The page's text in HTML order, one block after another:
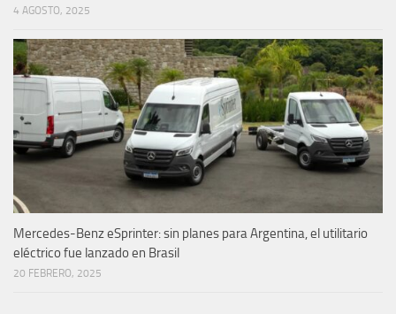
4 AGOSTO, 2025
Mercedes-Benz eSprinter: sin planes para Argentina, el utilitario
eléctrico fue lanzado en Brasil
20 FEBRERO, 2025